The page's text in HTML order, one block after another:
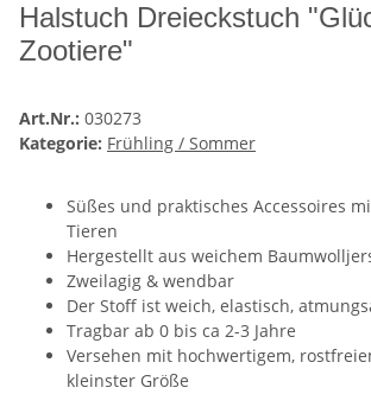
Halstuch Dreieckstuch
Zootiere"
Art.Nr.: 030273
Kategorie: Frühling / Sommer
Süßes und praktisches Accessoires
Tieren
Hergestellt aus weichem
Zweilagig & wendbar
Der Stoff ist weich, elastisch,
Tragbar ab 0 bis ca 2-3 Jahre
Versehen mit hochwertigem,
kleinster Größe